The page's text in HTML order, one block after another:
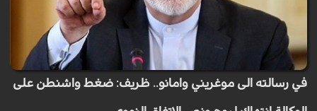
في رسالته الى موغريني وامانو.. ظريف: ضغط واشنطن على